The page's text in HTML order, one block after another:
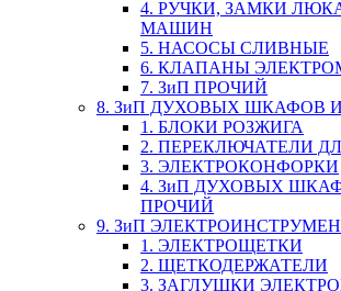
4. РУЧКИ, ЗАМКИ
МАШИН
5. НАСОСЫ СЛИВНЫЕ
6. КЛАПАНЫ
7. ЗиП ПРОЧИЙ
8. ЗиП ДУХОВЫХ ШКАФОВ
1. БЛОКИ РОЗЖИГА
2. ПЕРЕКЛЮЧАТЕЛИ
3. ЭЛЕКТРОКОНФОРКИ
4. ЗиП ДУХОВЫХ
ПРОЧИЙ
9. ЗиП
1. ЭЛЕКТРОЩЕТКИ
2. ЩЕТКОДЕРЖАТЕЛИ
3. ЗАГЛУШКИ